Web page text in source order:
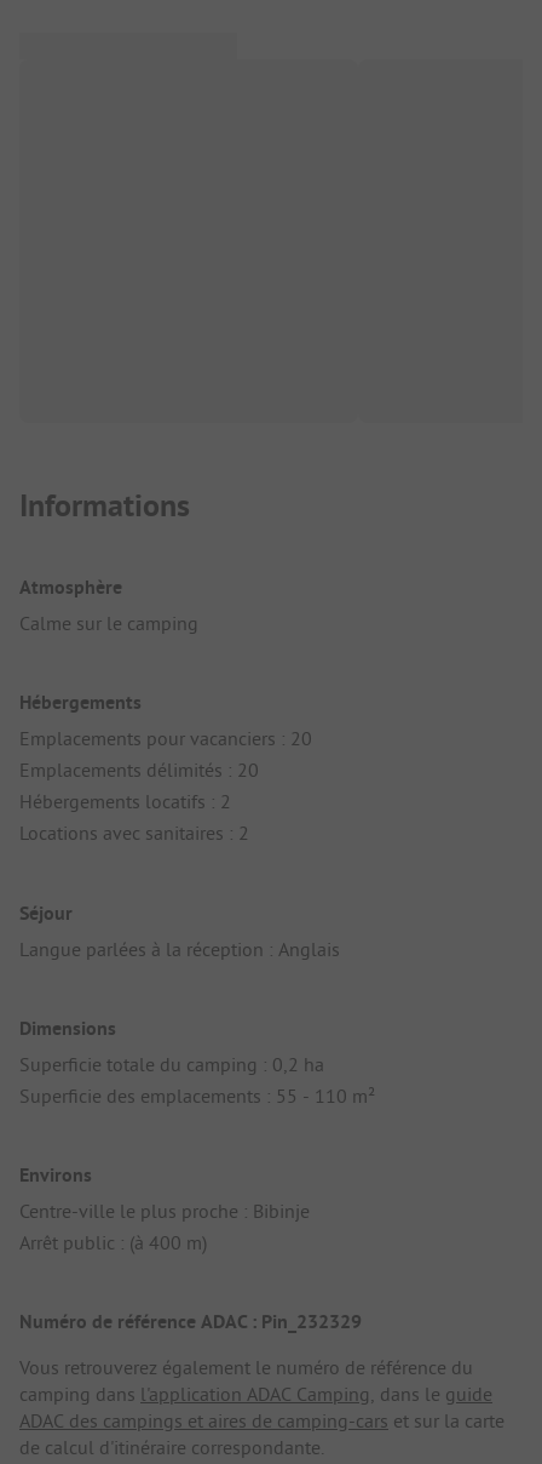
Informations
Atmosphère
Calme sur le camping
Hébergements
Emplacements pour vacanciers : 20
Emplacements délimités : 20
Hébergements locatifs : 2
Locations avec sanitaires : 2
Séjour
Langue parlées à la réception : Anglais
Dimensions
Superficie totale du camping : 0,2 ha
Superficie des emplacements : 55 - 110 m²
Environs
Centre-ville le plus proche : Bibinje
Arrêt public : (à 400 m)
Numéro de référence ADAC : Pin_232329
Vous retrouverez également le numéro de référence du
camping dans l'application ADAC Camping, dans le guide
ADAC des campings et aires de camping-cars et sur la carte
de calcul d'itinéraire correspondante.